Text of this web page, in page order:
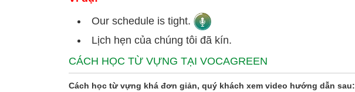
Our schedule is tight.
Lịch hẹn của chúng tôi đã kín.
CÁCH HỌC TỪ VỰNG TẠI VOCAGREEN
Cách học từ vựng khá đơn giản, quý khách xem video hướng dẫn sau: